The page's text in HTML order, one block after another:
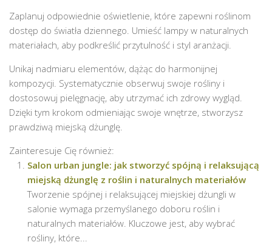
Zaplanuj odpowiednie oświetlenie, które zapewni roślinom
dostęp do światła dziennego. Umieść lampy w naturalnych
materiałach, aby podkreślić przytulność i styl aranżacji.
Unikaj nadmiaru elementów, dążąc do harmonijnej
kompozycji. Systematycznie obserwuj swoje rośliny i
dostosowuj pielęgnację, aby utrzymać ich zdrowy wygląd.
Dzięki tym krokom odmieniając swoje wnętrze, stworzysz
prawdziwą miejską dżunglę.
Zainteresuje Cię również:
Salon urban jungle: jak stworzyć spójną i relaksującą
miejską dżunglę z roślin i naturalnych materiałów
Tworzenie spójnej i relaksującej miejskiej dżungli w
salonie wymaga przemyślanego doboru roślin i
naturalnych materiałów. Kluczowe jest, aby wybrać
rośliny, które...